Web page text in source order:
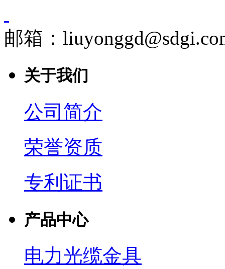
邮箱：
关于我们
公司简介
荣誉资质
专利证书
产品中心
电力光缆金具